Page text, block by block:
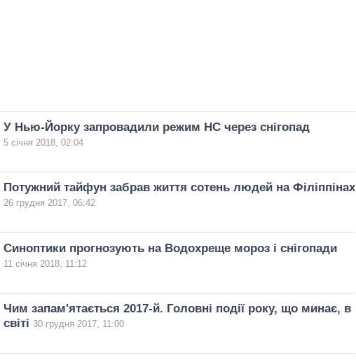
У Нью-Йорку запровадили режим НС через снігопад
5 січня 2018, 02:04
Потужний тайфун забрав життя сотень людей на Філіппінах
26 грудня 2017, 06:42
Синоптики прогнозують на Водохреще мороз і снігопади
11 січня 2018, 11:12
Чим запам'ятається 2017-й. Головні події року, що минає, в
світі 30 грудня 2017, 11:00